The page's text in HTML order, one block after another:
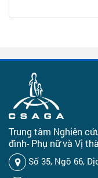
Trung tâm Nghiên
đình- Phụ nữ và Vị
Số 35, Ngõ 66,